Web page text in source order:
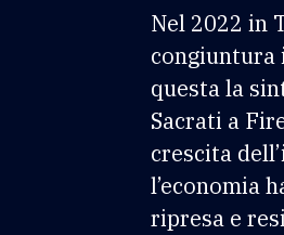
Nel 2022 in
congiuntura
questa la
Sacrati a
crescita
l’economia
ripresa e